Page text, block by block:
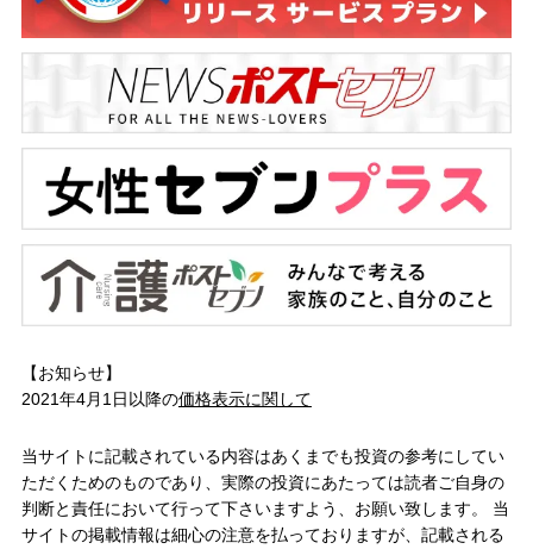
【お知らせ】
2021年4月1日以降の価格表示に関して
当サイトに記載されている内容はあくまでも投資の参考にしてい
ただくためのものであり、実際の投資にあたっては読者ご自身の
判断と責任において行って下さいますよう、お願い致します。 当
サイトの掲載情報は細心の注意を払っておりますが、記載される